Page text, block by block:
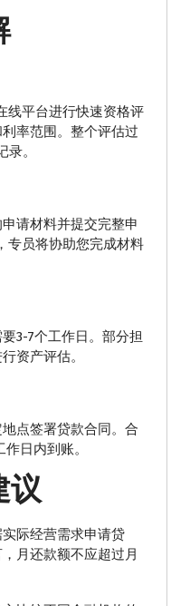
线平台进行快速资格评
率范围。整个评估过
。
请材料并提交完整申
专员将协助您完成材料
3-7个工作日。部分担
资产评估。
点签署贷款合同。合
日内到账。
议
实际经营需求申请贷
月还款额不应超过月